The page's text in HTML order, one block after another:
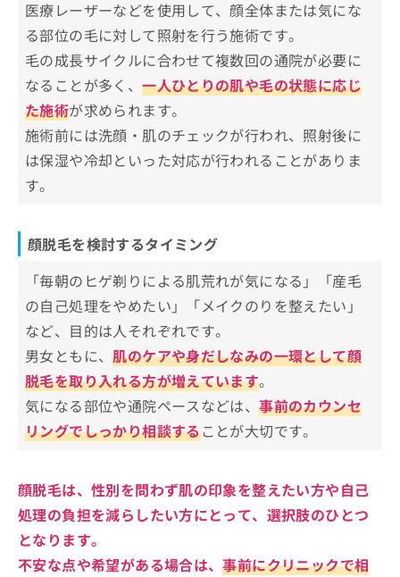
医療レーザーなどを使用して、顔全体または気にな
る部位の毛に対して照射を行う施術です。
毛の成長サイクルに合わせて複数回の通院が必要に
なることが多く、一人ひとりの肌や毛の状態に応じ
た施術が求められます。
施術前には洗顔・肌のチェックが行われ、照射後に
は保湿や冷却といった対応が行われることがありま
す。
顔脱毛を検討するタイミング
「毎朝のヒゲ剃りによる肌荒れが気になる」「産毛
の自己処理をやめたい」「メイクのりを整えたい」
など、目的は人それぞれです。
男女ともに、肌のケアや身だしなみの一環として顔
脱毛を取り入れる方が増えています。
気になる部位や通院ペースなどは、事前のカウンセ
リングでしっかり相談することが大切です。
顔脱毛は、 性別を問わず肌の印象を整えたい方や自己
処理の負担を減らしたい方にとって、選択肢のひとつ
となります。
不安な点や希望がある場合は、事前にクリニックで相